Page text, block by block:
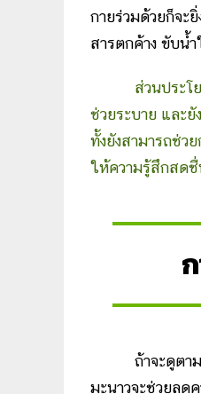
กายร่วมด้วยก็จะ
สารตกค้าง ขับน้
ส่วนประโ
ช่วยระบาย และ
ทั้งยังสามารถช่ว
ให้ความรู้สึกสด
ถ้าจะดูตามเห
มะนาวจะช่วยลด